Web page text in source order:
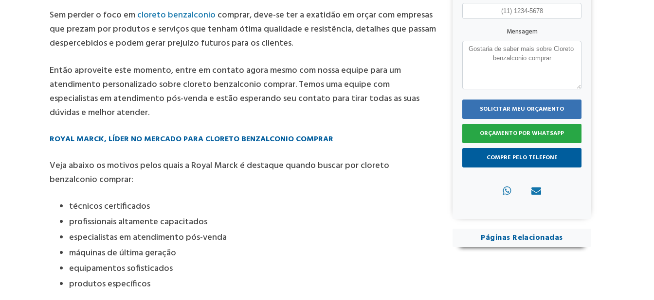
Sem perder o foco emcloreto benzalconio comprar, deve-se ter a exatidão em orçar com empresas
que prezam por produtos e serviços que tenham ótima qualidade e resistência, detalhes que passam
despercebidos e podem gerar prejuízo futuros para os clientes.
Então aproveite este momento, entre em contato agora mesmo com nossa equipe para um
atendimento personalizado sobre cloreto benzalconio comprar. Temos uma equipe com
especialistas em atendimento pós-venda e estão esperando seu contato para tirar todas as suas
dúvidas e melhor atender.
ROYAL MARCK, LÍDER NO MERCADO PARA CLORETO BENZALCONIO COMPRAR
Veja abaixo os motivos pelos quais a Royal Marck é destaque quando buscar porcloreto
benzalconio comprar:
técnicos certificados
profissionais altamente capacitados
especialistas em atendimento pós-venda
máquinas de última geração
equipamentos sofisticados
produtos específicos
Mensagem
SOLICITAR MEU ORÇAMENTO
ORÇAMENTO POR WHATSAPP
COMPRE PELO TELEFONE
Páginas Relacionadas